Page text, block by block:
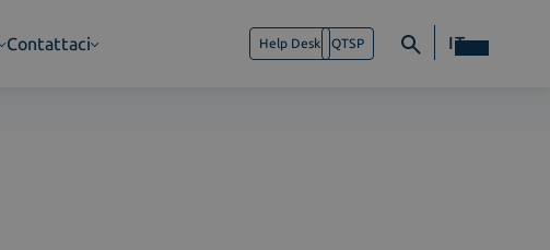
Contattaci Help Desk QTSP IT